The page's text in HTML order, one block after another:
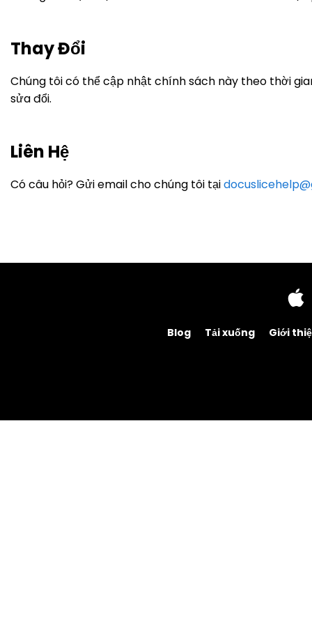
Thay Đổi
Chúng tôi có thể cập nhật chính sách này theo thời
sửa đổi.
Liên Hệ
Có câu hỏi? Gửi email cho chúng tôi tại
Blog Tải xuống Giới